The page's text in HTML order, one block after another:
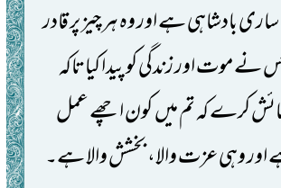
ساری بادشاہی ہے اور وہ ہر چیز پر قادر
موت اور زندگی کو پیدا کیا تاکہ
کرے کہ تم میںکون اچھے عمل
اور وہی عزت والا، بخشش والا ہے۔